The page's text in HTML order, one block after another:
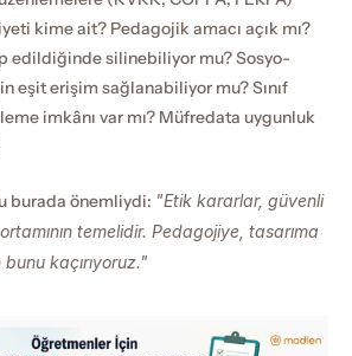
kime ait? Pedagojik amacı açık mı?
edildiğinde silinebiliyor mu? Sosyo-
eşit erişim sağlanabiliyor mu? Sınıf
imkânı var mı? Müfredata uygunluk
burada önemliydi: "Etik kararlar, güvenli
temelidir. Pedagojiye, tasarıma
kaçırıyoruz."